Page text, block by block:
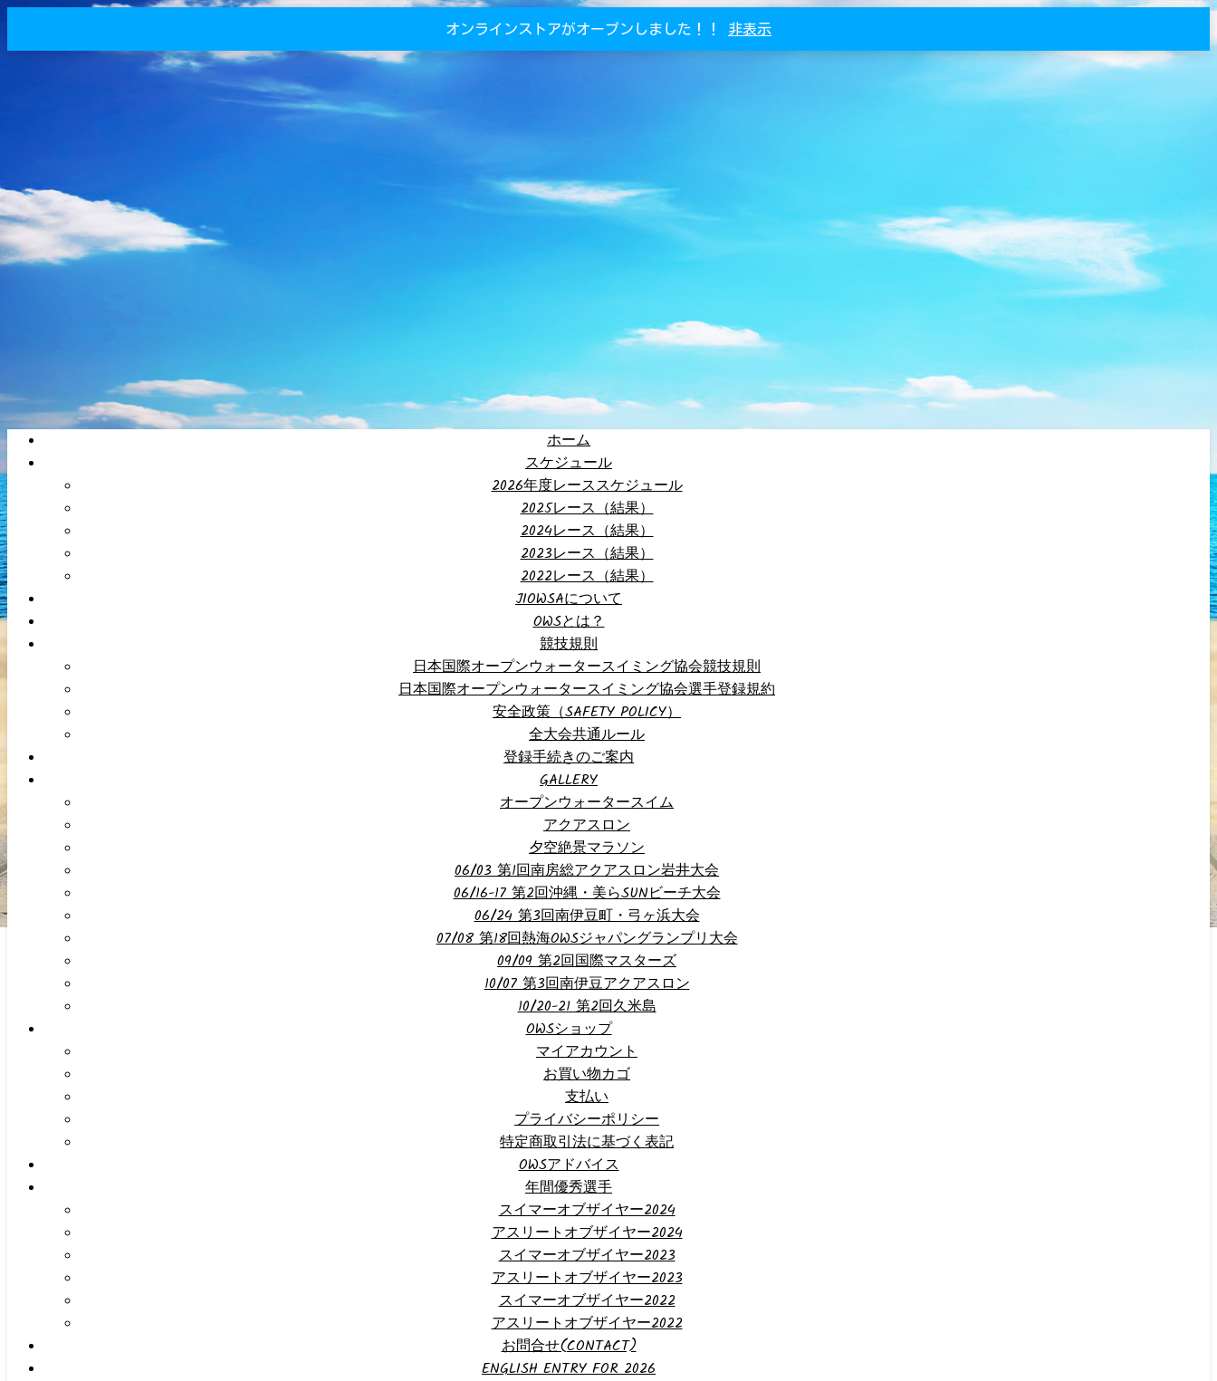
オンラインストアがオープンしました！！ 非表示
ホーム
スケジュール
2026年度レーススケジュール
2025レース（結果）
2024レース（結果）
2023レース（結果）
2022レース（結果）
JIOWSAについて
OWSとは？
競技規則
日本国際オープンウォータースイミング協会競技規則
日本国際オープンウォータースイミング協会選手登録規約
安全政策（SAFETY POLICY）
全大会共通ルール
登録手続きのご案内
GALLERY
オープンウォータースイム
アクアスロン
夕空絶景マラソン
06/03 第1回南房総アクアスロン岩井大会
06/16-17 第2回沖縄・美らSUNビーチ大会
06/24 第3回南伊豆町・弓ヶ浜大会
07/08 第18回熱海OWSジャパングランプリ大会
09/09 第2回国際マスターズ
10/07 第3回南伊豆アクアスロン
10/20-21 第2回久米島
OWSショップ
マイアカウント
お買い物カゴ
支払い
プライバシーポリシー
特定商取引法に基づく表記
OWSアドバイス
年間優秀選手
スイマーオブザイヤー2024
アスリートオブザイヤー2024
スイマーオブザイヤー2023
アスリートオブザイヤー2023
スイマーオブザイヤー2022
アスリートオブザイヤー2022
お問合せ(CONTACT)
ENGLISH ENTRY FOR 2026